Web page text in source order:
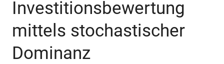
Investitionsbewertung
mittels stochastischer
Dominanz